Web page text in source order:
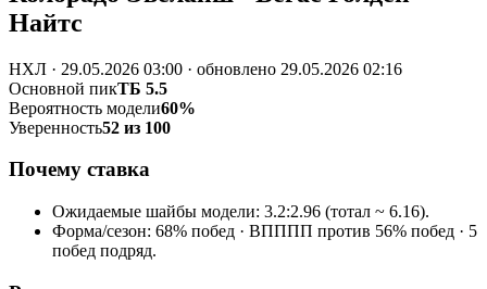
Найтс
НХЛ · 29.05.2026 03:00 · обновлено 29.05.2026 02:16
Основной пикТБ 5.5
Вероятность модели60%
Уверенность52 из 100
Почему ставка
Ожидаемые шайбы модели: 3.2:2.96 (тотал ~ 6.16).
Форма/сезон: 68% побед · ВПППП против 56% побед · 5
побед подряд.